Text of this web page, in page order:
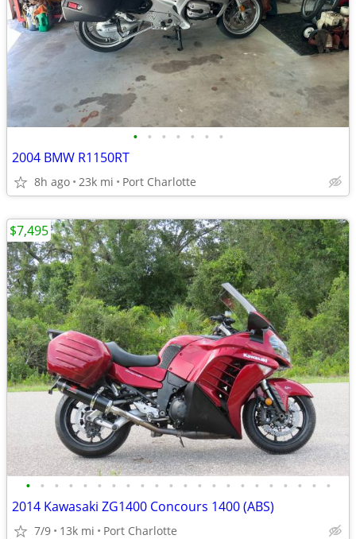
• • • • • • •
2004 BMW R1150RT
8h ago 23k mi Port Charlotte
• • • • • • • • • • • • • • • • • • • • • •
2014 Kawasaki ZG1400 Concours 1400 (ABS)
7/9 13k mi Port Charlotte
$7,495